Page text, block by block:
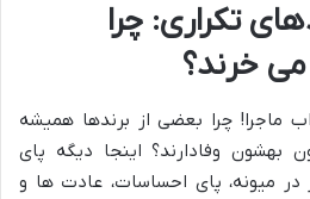
تکراری: چرا
خرند؟
چرا بعضی از برندها همیشه
بهشون وفادارند؟ اینجا دیگه پای
در میونه، پای احساسات، عادت ها و